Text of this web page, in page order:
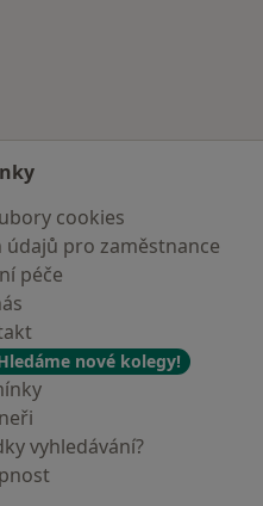
cookies
pro zaměstnance
péče
nové kolegy!
vyhledávání?